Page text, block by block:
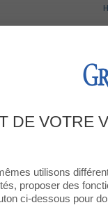
DE VOTRE
utilisons
proposer des
ci-dessous pour